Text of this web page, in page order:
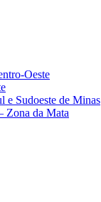
Oeste
e Sudoeste de Minas
Zona da Mata